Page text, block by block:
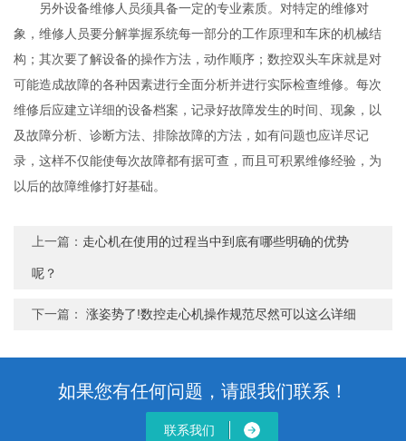
另外设备维修人员须具备一定的专业素质。对特定的维修对
象，维修人员要分解掌握系统每一部分的工作原理和车床的机械结
构；其次要了解设备的操作方法，动作顺序；数控双头车床就是对
可能造成故障的各种因素进行全面分析并进行实际检查维修。每次
维修后应建立详细的设备档案，记录好故障发生的时间、现象，以
及故障分析、诊断方法、排除故障的方法，如有问题也应详尽记
录，这样不仅能使每次故障都有据可查，而且可积累维修经验，为
以后的故障维修打好基础。
上一篇： 走心机在使用的过程当中到底有哪些明确的优势
呢？
下一篇： 涨姿势了!数控走心机操作规范尽然可以这么详细
如果您有任何问题，请跟我们联系！
联系我们